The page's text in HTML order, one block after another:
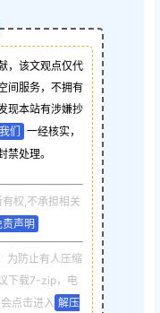
，该文观点仅代
间服务，不拥有
现本站有涉嫌抄
们
一经核实，
处理。
权,不承担相关
责声明
为防止有人压缩
下载7-zip，电
点击进入 解压